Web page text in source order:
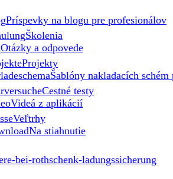
Príspevky na blogu pre profesionálov
Školenia
Otázky a odpovede
Projekty
Šablóny nakladacích
Cestné testy
Videá z aplikácií
Veľtrhy
Na stiahnutie